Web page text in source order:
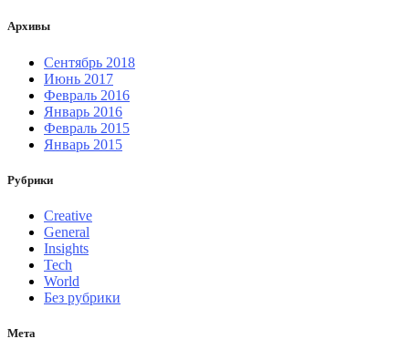
Архивы
Сентябрь 2018
Июнь 2017
Февраль 2016
Январь 2016
Февраль 2015
Январь 2015
Рубрики
Creative
General
Insights
Tech
World
Без рубрики
Мета